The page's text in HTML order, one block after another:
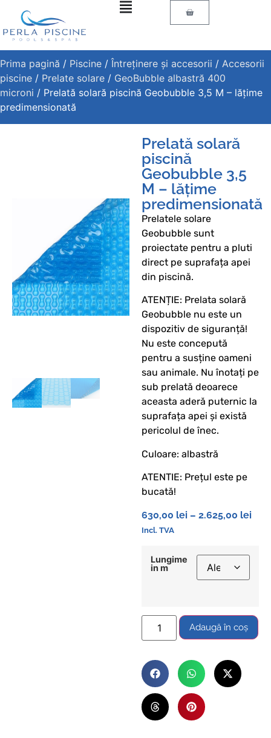
Prima pagină / Piscine / Întreținere și accesorii / Accesorii
piscine / Prelate solare / GeoBubble albastră 400
microni / Prelată solară piscină Geobubble 3,5 M – lățime
predimensionată
Prelată solară
piscină
Geobubble 3,5
M – lățime
predimensionată
Prelatele solare
Geobubble sunt
proiectate pentru a pluti
direct pe suprafața apei
din piscină.
ATENȚIE: Prelata solară
Geobubble nu este un
dispozitiv de siguranță!
Nu este concepută
pentru a susține oameni
sau animale. Nu înotați pe
sub prelată deoarece
aceasta aderă puternic la
suprafața apei și există
pericolul de înec.
Culoare: albastră
ATENTIE: Prețul este pe
bucată!
630,00 lei – 2.625,00 lei
Incl. TVA
Lungime
in m
Adaugă în coș